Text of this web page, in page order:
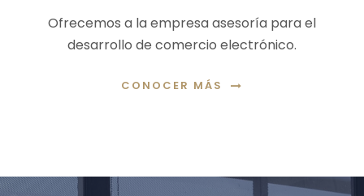
Ofrecemos a la empresa asesoría para el
desarrollo de comercio electrónico.
CONOCER MÁS